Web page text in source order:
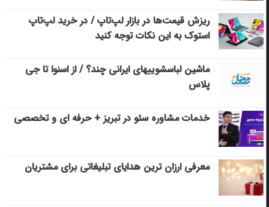
ریزش قیمت‌ها در بازار لپ‌تاپ / در خرید لپ‌تاپ
استوک به این نکات توجه کنید
ماشین لباسشویی‎های ایرانی چند؟ / از اسنوا تا جی
پلاس
خدمات مشاوره سئو در تبریز + حرفه ای و تخصصی
معرفی ارزان ترین هدایای تبلیغاتی برای مشتریان